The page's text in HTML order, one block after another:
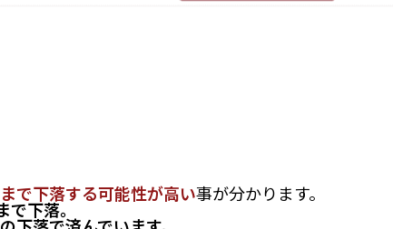
で下落する可能性が高い事が分かります。
下落。